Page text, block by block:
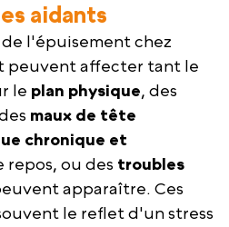
aidants
l'épuisement chez
peuvent affecter tant le
le plan physique, des
maux de tête
chronique et
repos, ou des troubles
apparaître. Ces
le reflet d'un stress